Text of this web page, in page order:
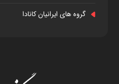
گروه های ایرانیان کانادا